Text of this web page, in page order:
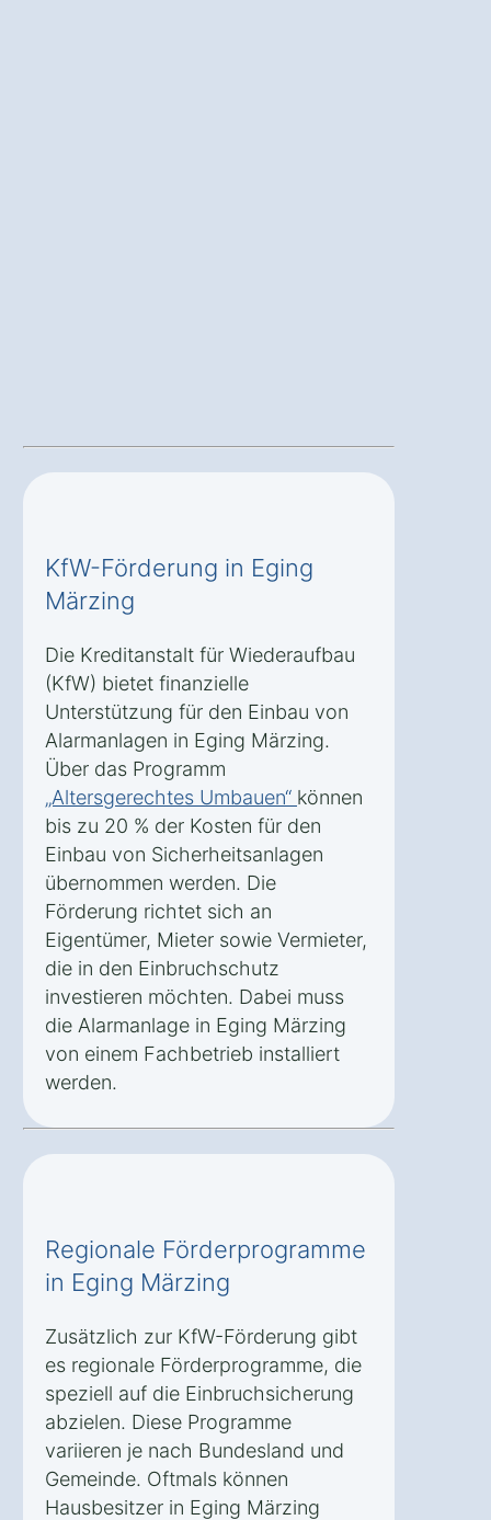
KfW-Förderung in Eging
Märzing
Die Kreditanstalt für Wiederaufbau
(KfW) bietet finanzielle
Unterstützung für den Einbau von
Alarmanlagen in Eging Märzing.
Über das Programm
„Altersgerechtes Umbauen“ können
bis zu 20 % der Kosten für den
Einbau von Sicherheitsanlagen
übernommen werden. Die
Förderung richtet sich an
Eigentümer, Mieter sowie Vermieter,
die in den Einbruchschutz
investieren möchten. Dabei muss
die Alarmanlage in Eging Märzing
von einem Fachbetrieb installiert
werden.
Regionale Förderprogramme
in Eging Märzing
Zusätzlich zur KfW-Förderung gibt
es regionale Förderprogramme, die
speziell auf die Einbruchsicherung
abzielen. Diese Programme
variieren je nach Bundesland und
Gemeinde. Oftmals können
Hausbesitzer in Eging Märzing